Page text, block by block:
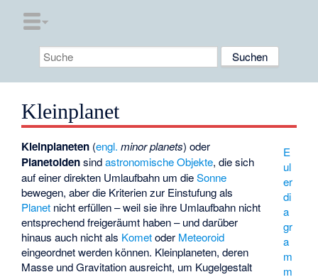
Kleinplanet
E
ul
er
di
a
gr
a
m
m
Kleinplaneten (engl. minor planets) oder
Planetoidensindastronomische Objekte, die sich
auf einer direkten Umlaufbahn um dieSonne
bewegen, aber die Kriterien zur Einstufung als
Planet nicht erfüllen – weil sie ihre Umlaufbahn nicht
entsprechend freigeräumt haben – und darüber
hinaus auch nicht als Kometoder Meteoroid
eingeordnet werden können. Kleinplaneten, deren
Masse und Gravitation ausreicht, um Kugelgestalt